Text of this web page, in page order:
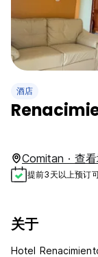
酒店
Comitan · 查
提前3天以上预订
关于
Hotel